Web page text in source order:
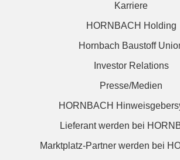
Karriere
HORNBACH Holding
Hornbach Baustoff
Investor Relations
Presse/Medien
HORNBACH
Lieferant werden bei
Marktplatz-Partner werden bei